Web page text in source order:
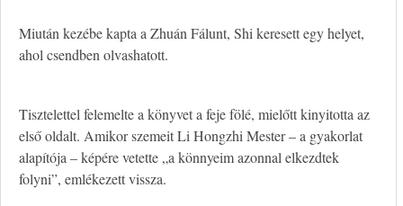
Miután kezébe kapta a Zhuán Fálunt, Shi keresett egy helyet,
ahol csendben olvashatott.
Tisztelettel felemelte a könyvet a feje fölé, mielőtt kinyitotta az
első oldalt. Amikor szemeit Li Hongzhi Mester – a gyakorlat
alapítója – képére vetette „a könnyeim azonnal elkezdtek
folyni”, emlékezett vissza.